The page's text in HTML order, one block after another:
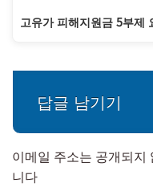
고유가 피해지원금 5부제
답글 남기기
이메일 주소는 공개되지
니다